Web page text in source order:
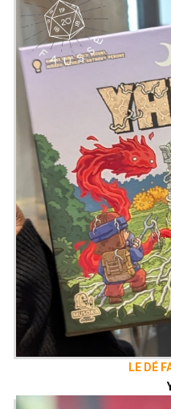
LE DÉ